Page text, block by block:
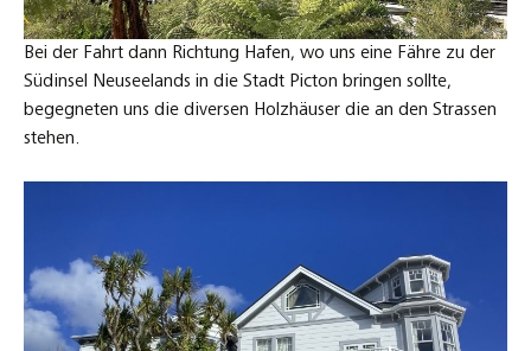
Bei der Fahrt dann Richtung Hafen, wo uns eine Fähre zu der
Südinsel Neuseelands in die Stadt Picton bringen sollte,
begegneten uns die diversen Holzhäuser die an den Strassen
stehen.